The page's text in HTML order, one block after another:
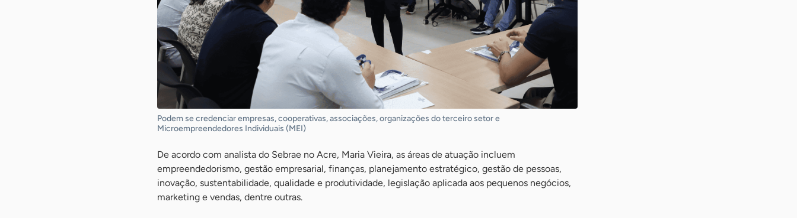
Podem se credenciar empresas, cooperativas, associações, organizações do terceiro setor e
Microempreendedores Individuais (MEI)
De acordo com analista do Sebrae no Acre, Maria Vieira, as áreas de atuação incluem
empreendedorismo, gestão empresarial, finanças, planejamento estratégico, gestão de pessoas,
inovação, sustentabilidade, qualidade e produtividade, legislação aplicada aos pequenos negócios,
marketing e vendas, dentre outras.